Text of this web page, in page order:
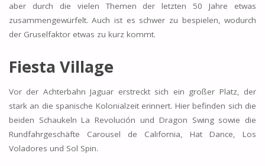
aber durch die vielen Themen der letzten 50 Jahre etwas
zusammengewürfelt. Auch ist es schwer zu bespielen, wodurch
der Gruselfaktor etwas zu kurz kommt.
Fiesta Village
Vor der Achterbahn Jaguar erstreckt sich ein großer Platz, der
stark an die spanische Kolonialzeit erinnert. Hier befinden sich die
beiden Schaukeln La Revolución und Dragon Swing sowie die
Rundfahrgeschäfte Carousel de California, Hat Dance, Los
Voladores und Sol Spin.